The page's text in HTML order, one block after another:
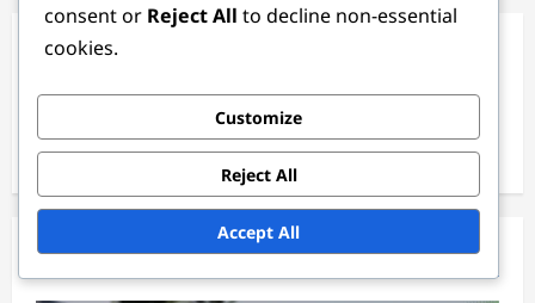
Archief
February 2026
You May Have Missed
consent or Reject All to decline non-essential
cookies.
Customize
Reject All
Accept All